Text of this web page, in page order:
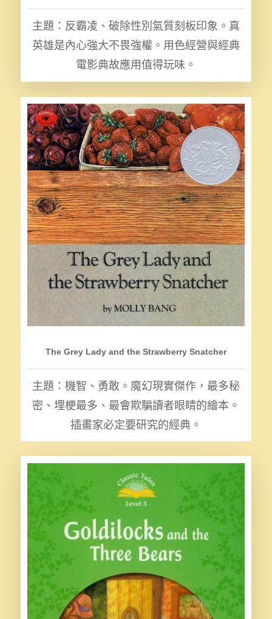
主題：反霸凌、破除性別氣質刻板印象。真
英雄是內心強大不畏強權。用色經營與經典
電影典故應用值得玩味。
The Grey Lady and the Strawberry Snatcher
主題：機智、勇敢。魔幻現實傑作，最多秘
密、埋梗最多、最會欺騙讀者眼睛的繪本。
插畫家必定要研究的經典。